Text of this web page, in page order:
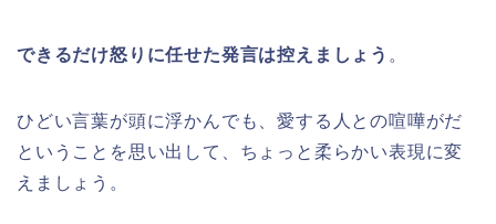
できるだけ怒りに任せた発言は控えましょう 。
ひどい言葉が頭に浮かんでも、愛する人との喧嘩がだ
ということを思い出して、ちょっと柔らかい表現に変
えましょう。